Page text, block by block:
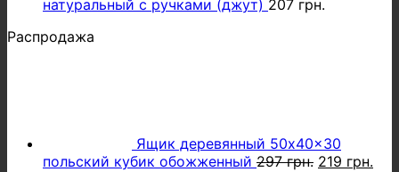
натуральный с ручками (джут) 207 грн.
Распродажа
Ящик деревянный 50x40x30
польский кубик обожженный 297грн. 219 грн.